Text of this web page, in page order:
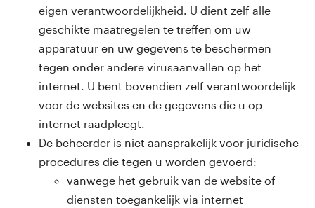
eigen verantwoordelijkheid. U dient zelf alle
geschikte maatregelen te treffen om uw
apparatuur en uw gegevens te beschermen
tegen onder andere virusaanvallen op het
internet. U bent bovendien zelf verantwoordelijk
voor de websites en de gegevens die u op
internet raadpleegt.
De beheerder is niet aansprakelijk voor juridische
procedures die tegen u worden gevoerd:
vanwege het gebruik van de website of
diensten toegankelijk via internet